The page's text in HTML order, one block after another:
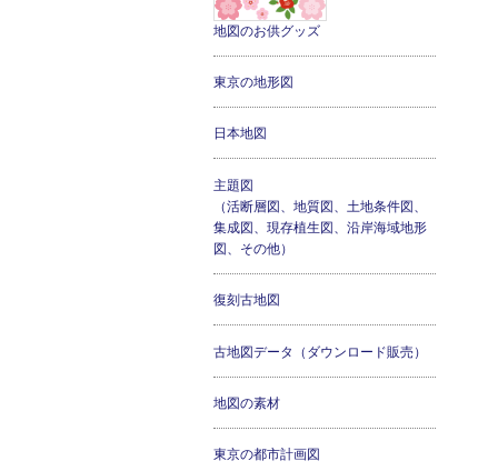
地図のお供グッズ
東京の地形図
日本地図
主題図
（活断層図、地質図、土地条件図、
集成図、現存植生図、沿岸海域地形
図、その他）
復刻古地図
古地図データ（ダウンロード販売）
地図の素材
東京の都市計画図